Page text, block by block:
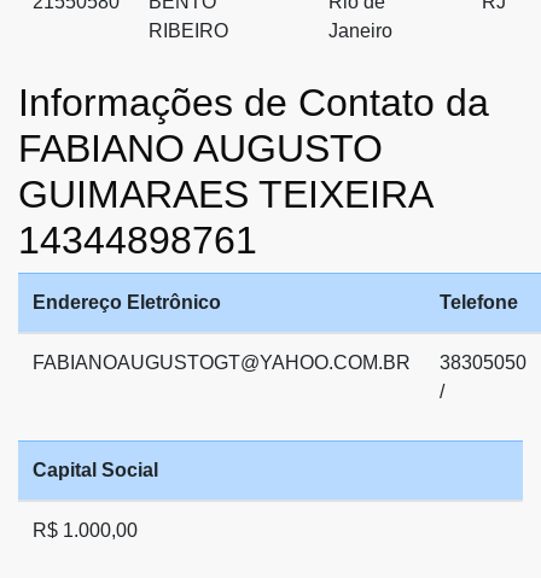
RIBEIRO
Janeiro
Informações de Contato da
FABIANO AUGUSTO
GUIMARAES TEIXEIRA
14344898761
Endereço Eletrônico Telefone
FABIANOAUGUSTOGT@YAHOO.COM.BR
38305050
/
Capital Social
R$ 1.000,00